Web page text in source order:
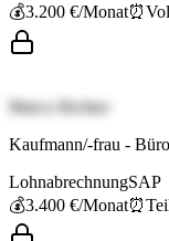
💰3.200 €/Monat⏰
Marco Richter
Kaufmann/-frau -
LohnabrechnungSAP
💰3.400 €/Monat⏰